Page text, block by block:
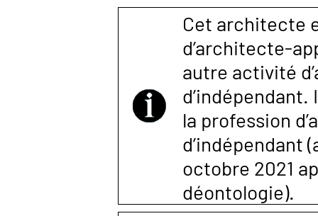
Cet architecte
d’architecte-
autre activité
d’indépendant.
la profession
d’indépendant
octobre 2021
déontologie).